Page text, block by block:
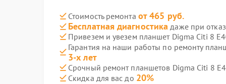
Стоимость ремонта от 465 руб.
Бесплатная диагностика даже при
Привезем и увезем планшет Digma Citi 8
Гарантия на наши работы по ремонту
3-х лет
Срочный ремонт планшетов Digma Citi 8
Скидка для вас до 20%